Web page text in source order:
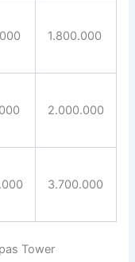
1.800.000
2.000.000
3.700.000
Tower